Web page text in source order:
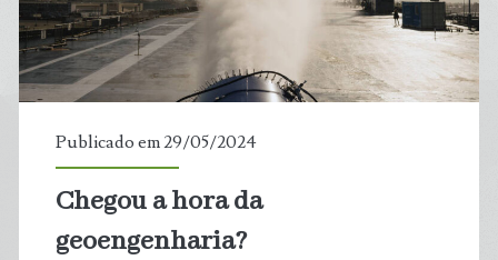
em
21%
risco
Publicado em 29/05/2024
Chegou a hora da
geoengenharia?